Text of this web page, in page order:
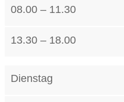
08.00 – 11.30
13.30 – 18.00
Dienstag